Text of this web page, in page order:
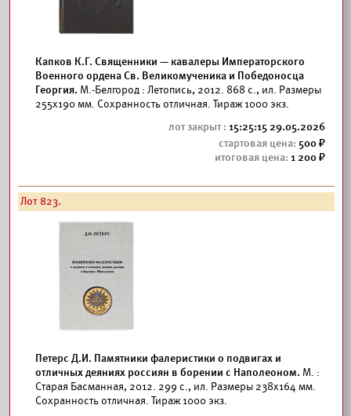
Капков К.Г. Священники — кавалеры Императорского
Военного ордена Св. Великомученика и Победоносца
Георгия. М.-Белгород : Летопись, 2012. 868 с., ил. Размеры
255x190 мм. Сохранность отличная. Тираж 1000 экз.
15:25:15 29.05.2026
500
1 200
Лот 823.
Петерс Д.И. Памятники фалеристики о подвигах и
отличных деяниях россиян в борении с Наполеоном. М. :
Старая Басманная, 2012. 299 с., ил. Размеры 238x164 мм.
Сохранность отличная. Тираж 1000 экз.